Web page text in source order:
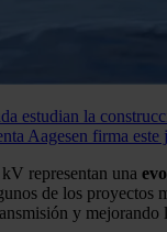
estudian la
Aagesen firma
representan una
de los
y